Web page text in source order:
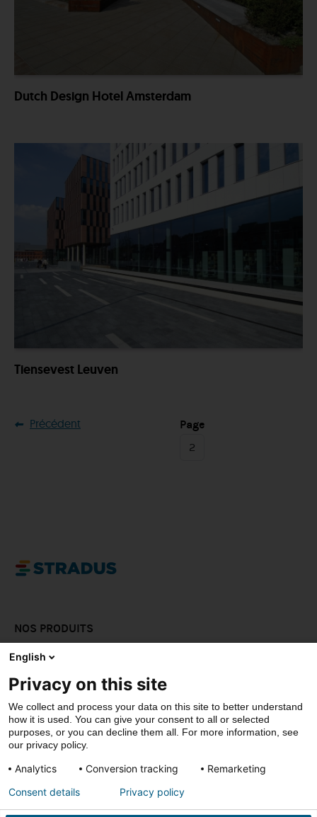
Dutch Design Hotel Amsterdam
Tiensevest Leuven
Précédent Page
NOS PRODUITS
LAISSEZ-VOUS INPSIRER
DOWNLOADS
CONTACT
© Stradus
Privacy- & cookiepolicy
English
Privacy on this site
We collect and process your data on this site to better understand
how it is used. You can give your consent to all or selected
purposes, or you can decline them all. For more information, see
our privacy policy.
Analytics Conversion tracking
Remarketing
Consent details
Privacy policy